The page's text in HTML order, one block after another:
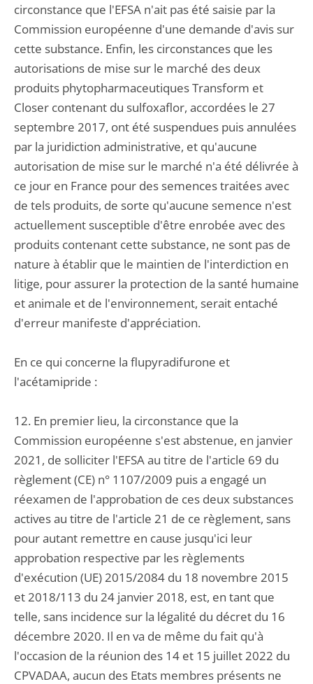
circonstance que l'EFSA n'ait pas été saisie par la
Commission européenne d'une demande d'avis sur
cette substance. Enfin, les circonstances que les
autorisations de mise sur le marché des deux
produits phytopharmaceutiques Transform et
Closer contenant du sulfoxaflor, accordées le 27
septembre 2017, ont été suspendues puis annulées
par la juridiction administrative, et qu'aucune
autorisation de mise sur le marché n'a été délivrée à
ce jour en France pour des semences traitées avec
de tels produits, de sorte qu'aucune semence n'est
actuellement susceptible d'être enrobée avec des
produits contenant cette substance, ne sont pas de
nature à établir que le maintien de l'interdiction en
litige, pour assurer la protection de la santé humaine
et animale et de l'environnement, serait entaché
d'erreur manifeste d'appréciation.
En ce qui concerne la flupyradifurone et
l'acétamipride :
12. En premier lieu, la circonstance que la
Commission européenne s'est abstenue, en janvier
2021, de solliciter l'EFSA au titre de l'article 69 du
règlement (CE) n° 1107/2009 puis a engagé un
réexamen de l'approbation de ces deux substances
actives au titre de l'article 21 de ce règlement, sans
pour autant remettre en cause jusqu'ici leur
approbation respective par les règlements
d'exécution (UE) 2015/2084 du 18 novembre 2015
et 2018/113 du 24 janvier 2018, est, en tant que
telle, sans incidence sur la légalité du décret du 16
décembre 2020. Il en va de même du fait qu'à
l'occasion de la réunion des 14 et 15 juillet 2022 du
CPVADAA, aucun des Etats membres présents ne